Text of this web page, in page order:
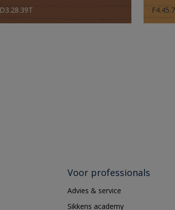
D3.28.39T
Voor professionals
Advies & service
Sikkens academy